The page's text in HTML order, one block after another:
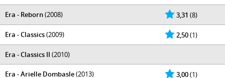
3,31 (8)
Era - Reborn(2008)
2,50(1)
Era - Classics(2009)
Era - Classics II (2010)
3,00(1)
Era - Arielle Dombasle(2013)